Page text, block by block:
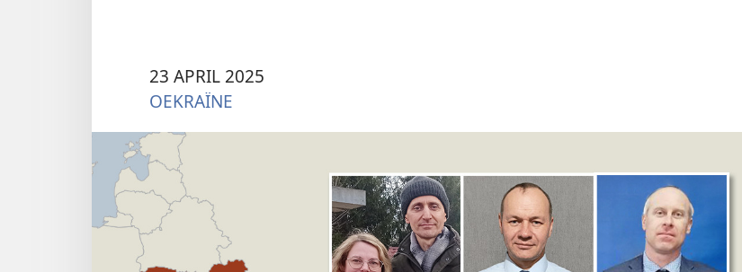
23 APRIL 2025
OEKRAÏNE